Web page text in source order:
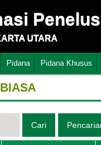
UTARA
Pidana Pidana Khusus